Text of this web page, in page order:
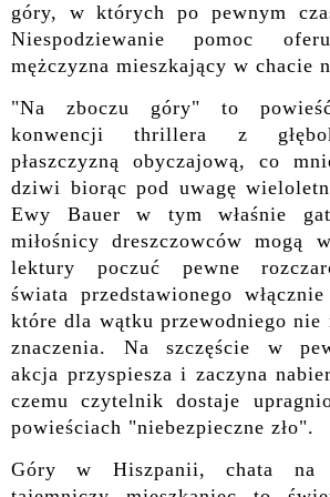
góry, w których po pewnym
Niespodziewanie pomoc
mężczyzna mieszkający w chacie
"Na zboczu góry" to
konwencji thrillera z
płaszczyzną obyczajową, co
dziwi biorąc pod uwagę
Ewy Bauer w tym właśnie
miłośnicy dreszczowców mogą
lektury poczuć pewne
świata przedstawionego
które dla wątku przewodniego nie
znaczenia. Na szczęście w
akcja przyspiesza i zaczyna
czemu czytelnik dostaje
powieściach "niebezpieczne zło".
Góry w Hiszpanii, chata